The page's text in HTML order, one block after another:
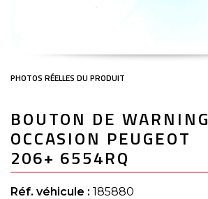
to
the
beginning
of
the
images
gallery
BOUTON DE WARNING
OCCASION PEUGEOT
206+ 6554RQ
Réf. véhicule : 185880